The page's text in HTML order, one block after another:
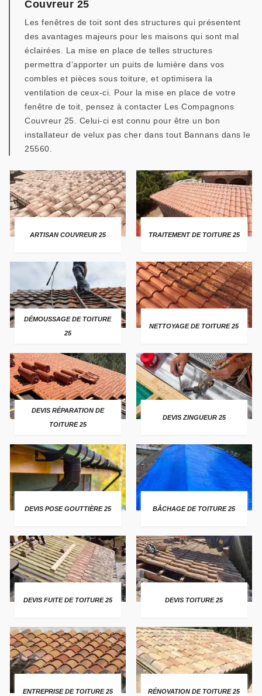
Couvreur 25
Les fenêtres de toit sont des structures qui présentent
des avantages majeurs pour les maisons qui sont mal
éclairées. La mise en place de telles structures
permettra d’apporter un puits de lumière dans vos
combles et pièces sous toiture, et optimisera la
ventilation de ceux-ci. Pour la mise en place de votre
fenêtre de toit, pensez à contacter Les Compagnons
Couvreur 25. Celui-ci est connu pour être un bon
installateur de velux pas cher dans tout Bannans dans le
25560.
ARTISAN COUVREUR 25 TRAITEMENT DE TOITURE 25
DÉMOUSSAGE DE TOITURE
25
NETTOYAGE DE TOITURE 25
DEVIS RÉPARATION DE
TOITURE 25
DEVIS ZINGUEUR 25
DEVIS POSE GOUTTIÈRE 25 BÂCHAGE DE TOITURE 25
DEVIS FUITE DE TOITURE 25 DEVIS TOITURE 25
ENTREPRISE DE TOITURE 25 RÉNOVATION DE TOITURE 25